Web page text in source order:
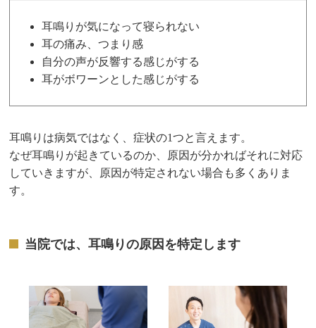
耳鳴りが気になって寝られない
耳の痛み、つまり感
自分の声が反響する感じがする
耳がボワーンとした感じがする
耳鳴りは病気ではなく、症状の1つと言えます。
なぜ耳鳴りが起きているのか、原因が分かればそれに対応
していきますが、原因が特定されない場合も多くありま
す。
当院では、耳鳴りの原因を特定します